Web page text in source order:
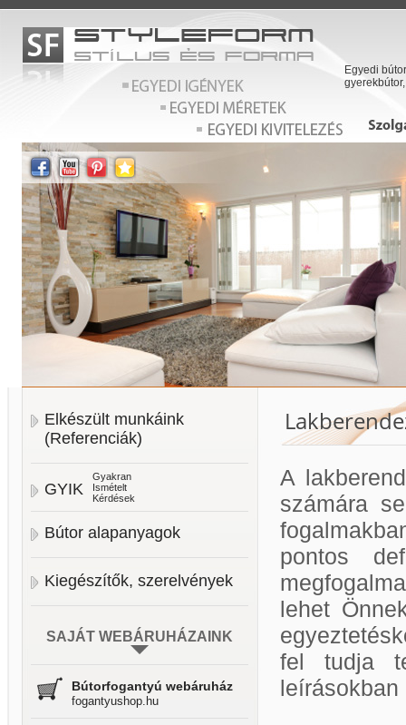
Egyedi
Elkészült munkáink
(Referenciák)
GYIK
Gyakran
Ismételt
Kérdések
Bútor alapanyagok
Kiegészítők, szerelvények
SAJÁT WEBÁRUHÁZAINK
Bútorfogantyú webáruház
fogantyushop.hu
A
számára
pontos
lehet
fel tudja